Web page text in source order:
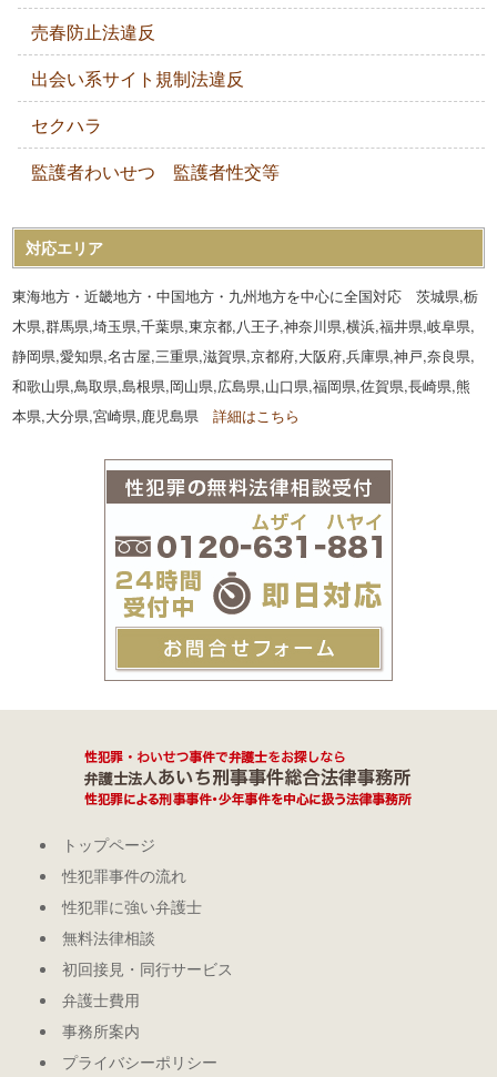
売春防止法違反
出会い系サイト規制法違反
セクハラ
監護者わいせつ 監護者性交等
対応エリア
東海地方・近畿地方・中国地方・九州地方を中心に全国対応 茨城県,栃
木県,群馬県,埼玉県,千葉県,東京都,八王子,神奈川県,横浜,福井県,岐阜県,
静岡県,愛知県,名古屋,三重県,滋賀県,京都府,大阪府,兵庫県,神戸,奈良県,
和歌山県,鳥取県,島根県,岡山県,広島県,山口県,福岡県,佐賀県,長崎県,熊
本県,大分県,宮崎県,鹿児島県詳細はこちら
トップページ
性犯罪事件の流れ
性犯罪に強い弁護士
無料法律相談
初回接見・同行サービス
弁護士費用
事務所案内
プライバシーポリシー